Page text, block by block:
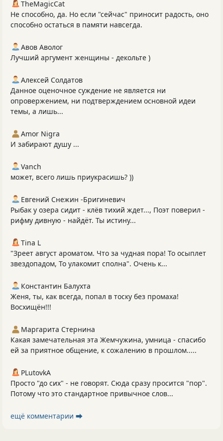
TheMagicCat
Не способно, да. Но если "сейчас" приносит радость, оно
способно остаться в памяти навсегда.
Авов Аволог
Лучший аргумент женщины - декольте )
Алексей Солдатов
Данное оценочное суждение не является ни
опровержением, ни подтверждением основной идеи
темы, а лишь...
Amor Nigra
И забирают душу ...
Vanch
может, всего лишь приукрасишь? ))
Евгений Снежин -Бригиневич
Рыбак у озера сидит - клёв тихий ждет..., Поэт поверил -
рифму дивную - найдёт. Ты истину...
Tina L
"Зреет август ароматом. Что за чудная пора! То осыплет
звездопадом, То улакомит сполна". Очень к...
Константин Балухта
Женя, ты, как всегда, попал в тоску без промаха!
Восхищён!!!
Маргарита Стернина
Какая замечательная эта Жемчужина, умница - спасибо
ей за приятное общение, к сожалению в прошлом.....
PLutоvkА
Просто "до сих" - не говорят. Сюда сразу просится "пор".
Потому что это стандартное привычное слов...
ещё комментарии ⮕